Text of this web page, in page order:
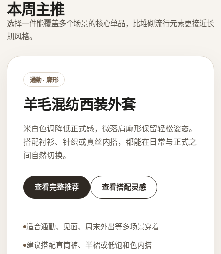
本周主推
选择一件能覆盖多个场景的核心单品，比堆砌流行元素更接近长
期风格。
通勤 · 廓形
羊毛混纺西装外套
米白色调降低正式感，微落肩廓形保留轻松姿态。
搭配衬衫、针织或真丝内搭，都能在日常与正式之
间自然切换。
查看完整推荐 查看搭配灵感
适合通勤、见面、周末外出等多场景穿着
建议搭配直筒裤、半裙或低饱和色内搭